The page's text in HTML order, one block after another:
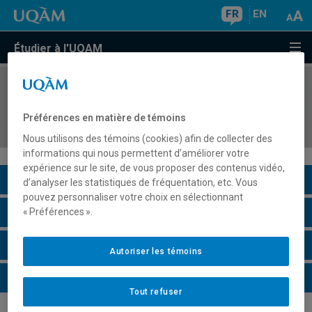
FR EN
Étudier à l'UQAM
COURS//
l'industrie cinématographique
Description du cours
Horaire - Été 2026
Horaire - Automne 2026
Horaire - Hiver 2027
Préférences en matière de témoins
Nous utilisons des témoins (cookies) afin de collecter des
informations qui nous permettent d’améliorer votre
expérience sur le site, de vous proposer des contenus vidéo,
d’analyser les statistiques de fréquentation, etc. Vous
pouvez personnaliser votre choix en sélectionnant
« Préférences ».
Tout refuser
Autoriser les témoins